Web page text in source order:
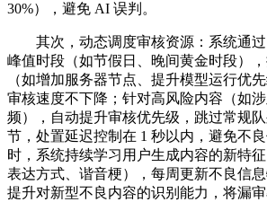
30%），避免 AI 误判。
其次，动态调度审核资源：系统通
峰值时段（如节假日、晚间黄金时段）
（如增加服务器节点、提升模型运行优
审核速度不下降；针对高风险内容（如
频），自动提升审核优先级，跳过常规
节，处置延迟控制在 1 秒以内，避免不
时，系统持续学习用户生成内容的新特
表达方式、谐音梗），每周更新不良信
提升对新型不良内容的识别能力，将漏